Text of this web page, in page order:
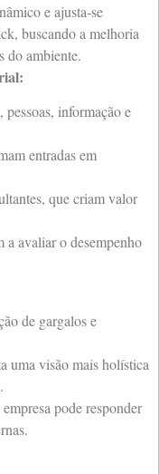
e ajusta-se
buscando a melhoria
do ambiente.
informação e
entradas em
que criam valor
a avaliar o desempenho
de gargalos e
uma visão mais holística
pode responder